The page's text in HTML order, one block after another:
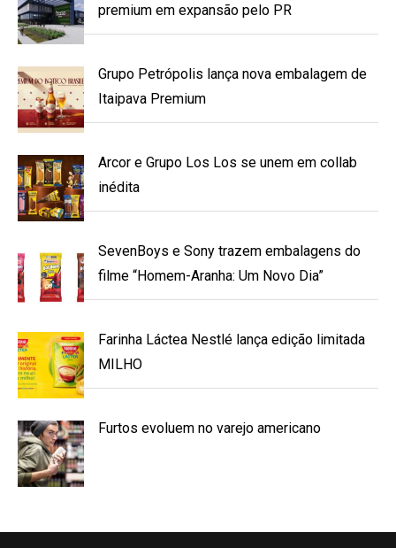
premium em expansão pelo PR
Grupo Petrópolis lança nova embalagem de
Itaipava Premium
Arcor e Grupo Los Los se unem em collab
inédita
SevenBoys e Sony trazem embalagens do
filme “Homem-Aranha: Um Novo Dia”
Farinha Láctea Nestlé lança edição limitada
MILHO
Furtos evoluem no varejo americano